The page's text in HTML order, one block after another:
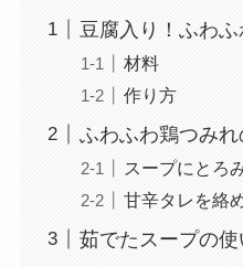
豆腐入り！ふわ
材料
作り方
ふわふわ鶏つみ
スープにとろ
甘辛タレを絡
茹でたスープの使